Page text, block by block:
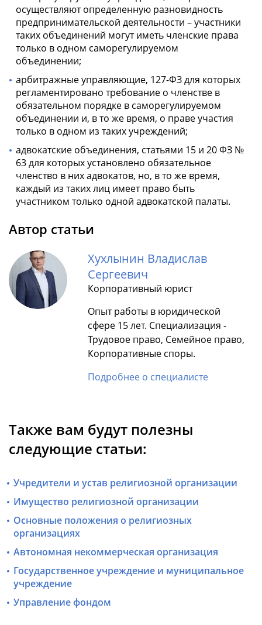
осуществляют определенную разновидность
предпринимательской деятельности – участники
таких объединений могут иметь членские права
только в одном саморегулируемом
объединении;
арбитражные управляющие, 127-ФЗ для которых
регламентировано требование о членстве в
обязательном порядке в саморегулируемом
объединении и, в то же время, о праве участия
только в одном из таких учреждений;
адвокатские объединения, статьями 15 и 20 ФЗ №
63 для которых установлено обязательное
членство в них адвокатов, но, в то же время,
каждый из таких лиц имеет право быть
участником только одной адвокатской палаты.
Автор статьи
Хухлынин Владислав
Сергеевич
Корпоративный юрист
Опыт работы в юридической
сфере 15 лет. Специализация -
Трудовое право, Семейное право,
Корпоративные споры.
Подробнее о специалисте
Также вам будут полезны
следующие статьи:
Учредители и устав религиозной организации
Имущество религиозной организации
Основные положения о религиозных
организациях
Автономная некоммерческая организация
Государственное учреждение и муниципальное
учреждение
Управление фондом